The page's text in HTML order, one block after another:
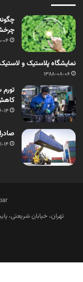
04
نمایشگاه پلاستیک و
1388-08-06
14
14
تهران، خیابان شریعتی، پایین